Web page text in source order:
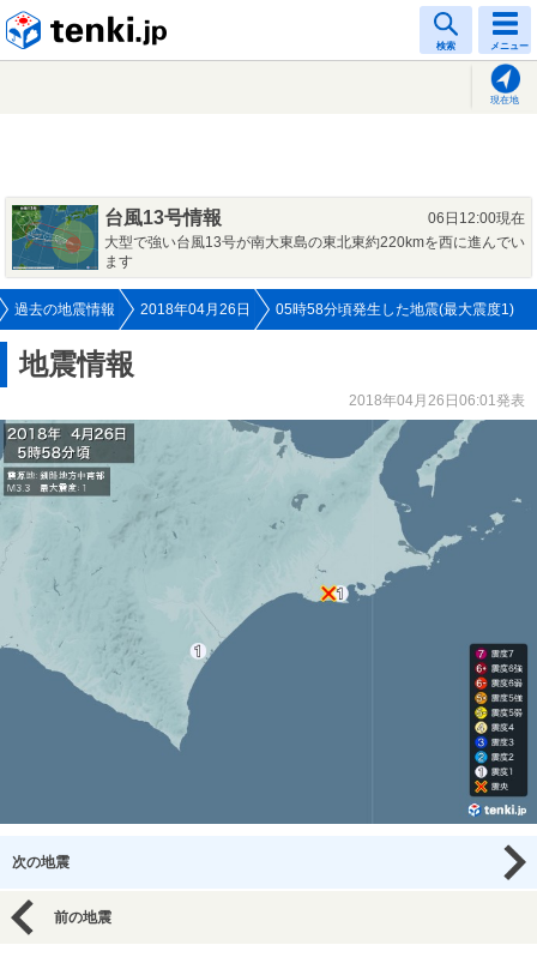
検索 メニュー
現在地
台風13号情報
06日12:00現在
大型で強い台風13号が南大東島の東北東約220kmを西に進んでい
ます
過去の地震情報 2018年04月26日 05時58分頃発生した地震(最大震度1)
地震情報
2018年04月26日06:01発表
次の地震
前の地震